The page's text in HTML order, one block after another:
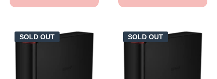
SOLD OUT SOLD OUT